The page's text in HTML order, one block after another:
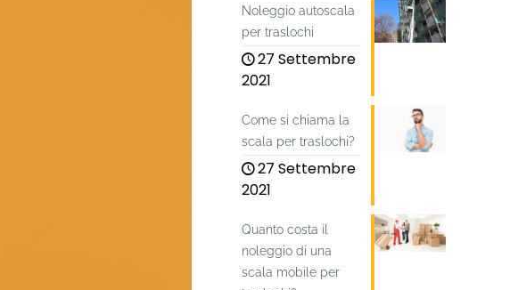
Noleggio autoscala
per traslochi
27 Settembre
2021
Come si chiama la
scala per traslochi?
27 Settembre
2021
Quanto costa il
noleggio di una
scala mobile per